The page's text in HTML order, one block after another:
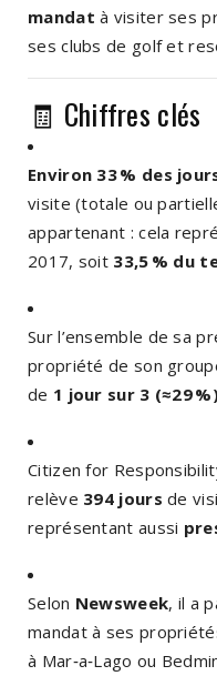
mandat à visiter ses
ses clubs de golf et
🧾 Chiffres clés
Environ 33 % des
visite (totale ou
appartenant : cela
2017, soit 33,5 % du
Sur l’ensemble de sa
propriété de son
de 1 jour sur 3 (≈29
Citizen for
relève 394 jours de
représentant aussi
Selon Newsweek, il a
mandat à ses
à Mar‑a‑Lago ou